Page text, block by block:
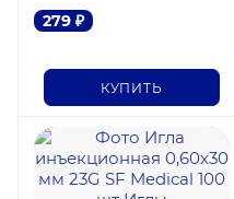
279 ₽
КУПИТЬ